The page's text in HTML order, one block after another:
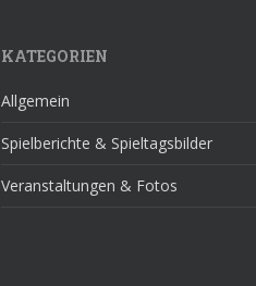
KATEGORIEN
Allgemein
Spielberichte & Spieltagsbilder
Veranstaltungen & Fotos